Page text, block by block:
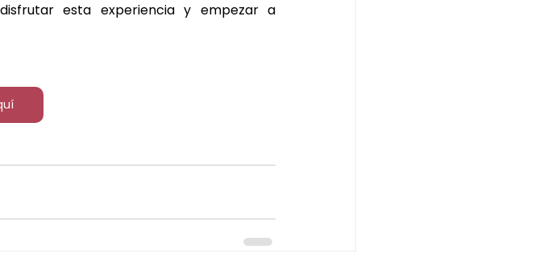
esta experiencia y empezar a